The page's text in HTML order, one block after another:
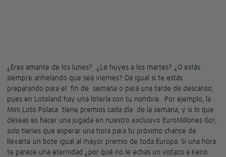
¿Eres amante de los lunes? ¿Le huyes a los martes? ¿O estás
siempre anhelando que sea viernes? Da igual si te estás
preparando para el fin de semana o para una tarde de descanso,
pues en Lotoland hay una lotería con tu nombre. Por ejemplo, la
Mini Loto Polaca tiene premios cada día de la semana, y si lo que
deseas es hacer una jugada en nuestro exclusivo EuroMillones Go!,
solo tienes que esperar una hora para tu próximo chance de
llevarte un bote igual al mayor premio de toda Europa. Si una hora
te parece una eternidad ¿por qué no le echas un vistazo a Keno